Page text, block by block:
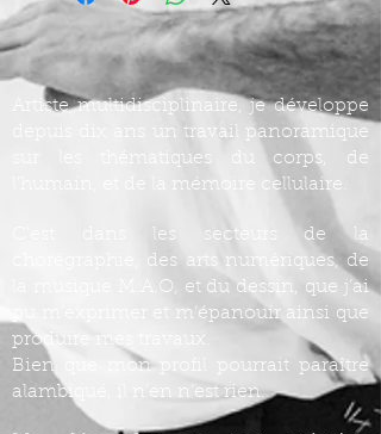
Artiste multidisciplinaire, je développe
depuis dix ans un travail panoramique
sur les thématiques du corps, de
l’humain, et de la mémoire cellulaire.
C’est dans les secteurs de la
chorégraphie, des arts numériques, de
la musique M.A.O, et du dessin, que j’ai
pu m’exprimer et m’épanouir ainsi que
produire mes travaux.
Bien que mon profil pourrait paraître
alambiqué, il n’en n’est rien.